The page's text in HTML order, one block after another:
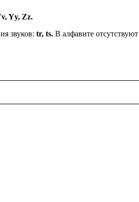
Yy, Zz.
звуков: tr, ts. В алфавите